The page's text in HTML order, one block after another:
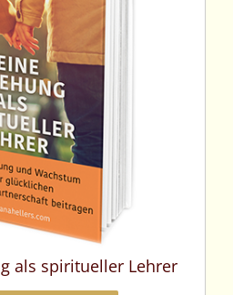
als spiritueller Lehrer